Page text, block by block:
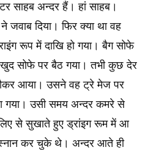
साहब अन्दर हैं। हां साहब।
जवाब दिया। फिर क्या था वह
रूप में दाखि हो गया। बैग सोफे
सोफे पर बैठ गया। तभी कुछ देर
आया। उसने वह ट्रे मेज पर
उसी समय अन्दर कमरे से
से सुखाते हुए ड्रांइग रूम में आ
कर चुके थे। अन्दर आते ही